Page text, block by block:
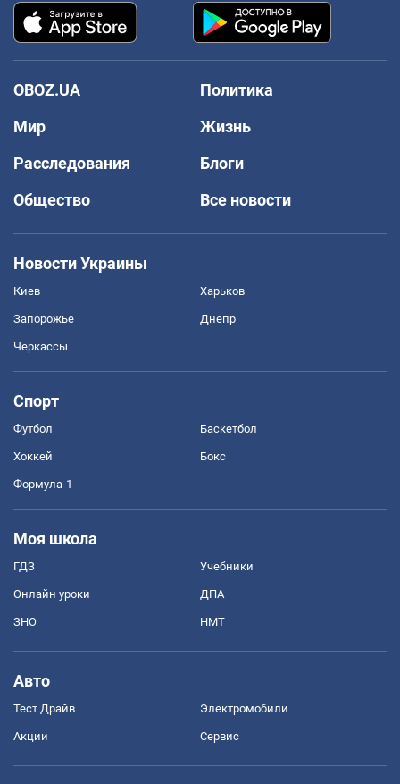
OBOZ.UA
Политика
Мир
Жизнь
Расследования
Блоги
Общество
Все новости
Новости Украины
Киев Харьков
Запорожье Днепр
Черкассы
Спорт
Футбол Баскетбол
Хоккей Бокс
Формула-1
Моя школа
ГДЗ Учебники
Онлайн уроки ДПА
ЗНО НМТ
Авто
Тест Драйв Электромобили
Акции Сервис